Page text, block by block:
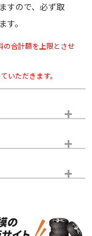
すので、必ず取
。
合計額を上限とさせ
いただきます。
りますので、あら